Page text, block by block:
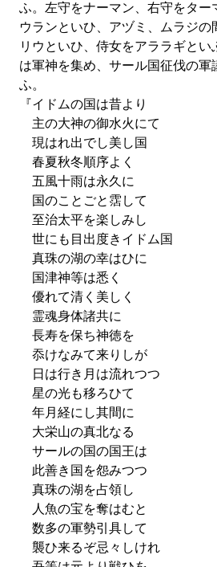
ふ。左守をナーマン、右守をター
ウランといひ、アヅミ、ムラジの
リウといひ、侍女をアララギとい
は軍神を集め、サール国征伐の軍
ふ。
『イドムの国は昔より
主の大神の御水火にて
現はれ出でし美し国
春夏秋冬順序よく
五風十雨は永久に
国のことごと霑して
至治太平を楽しみし
世にも目出度きイドム国
真珠の湖の幸はひに
国津神等は悉く
優れて清く美しく
霊魂身体諸共に
長寿を保ち神徳を
忝けなみて来りしが
日は行き月は流れつつ
星の光も移ろひて
年月経にし其間に
大栄山の真北なる
サールの国の国王は
此善き国を怨みつつ
真珠の湖を占領し
人魚の宝を奪はむと
数多の軍勢引具して
襲ひ来るぞ忌々しけれ